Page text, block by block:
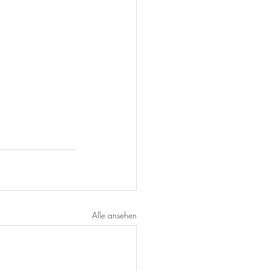
Alle ansehen